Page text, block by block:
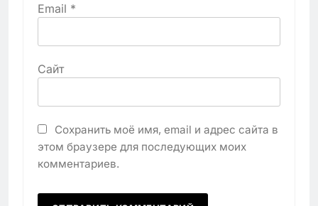
Email *
Сайт
Сохранить моё имя, email и адрес сайта в
этом браузере для последующих моих
комментариев.